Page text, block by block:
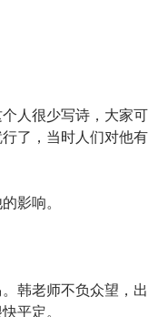
人很少写诗，大家可
了，当时人们对他有
影响。
韩老师不负众望，出
平定。